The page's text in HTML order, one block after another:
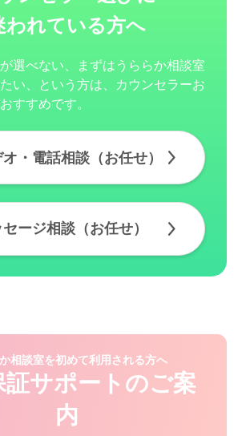
われている方へ
選べない、まずはうららか相談室
い、という方は、カウンセラーお
すすめです。
オ・電話相談（お任せ）
ージ相談（お任せ）
相談室を初めて利用される方へ
証サポートのご案
内